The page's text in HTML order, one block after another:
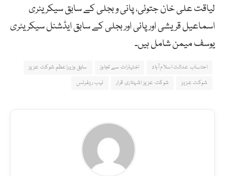
لیاقت علی خان جتوئی، پانی و بجلی کے سابق سیکریٹری
اسماعیل قريشی اور پانی اور بجلی کے سابق ایڈشنل سیکریٹری
یوسف میمن شامل ہیں۔
احتساب عدالت اسلام آباد اختیارات سے تجاوز
سابق وزیراعظم شوکت عزیز
شوکت عزیز
شوکت عزیز اشہتاری قرار نیب ریفرنس